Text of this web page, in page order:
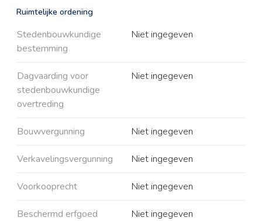
Ruimtelijke ordening
Stedenbouwkundige
bestemming
Niet ingegeven
Dagvaarding voor
stedenbouwkundige
overtreding
Niet ingegeven
Bouwvergunning Niet ingegeven
Verkavelingsvergunning Niet ingegeven
Voorkooprecht Niet ingegeven
Beschermd erfgoed Niet ingegeven